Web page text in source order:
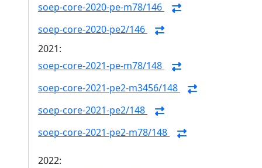
soep-core-2020-pe-m78/146
soep-core-2020-pe2/146
2021:
soep-core-2021-pe-m78/148
soep-core-2021-pe2-m3456/148
soep-core-2021-pe2/148
soep-core-2021-pe2-m78/148
2022: